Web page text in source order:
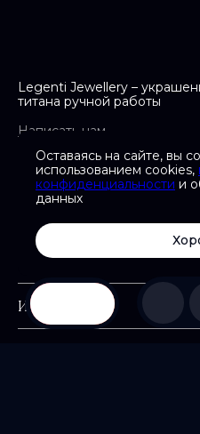
Оставаясь на сайте, вы
использованием cookies,
конфиденциальности и
данных
Legenti Jewellery –
титана ручной работы
Написать нам
support@legenti.ru
Навигация
Информация